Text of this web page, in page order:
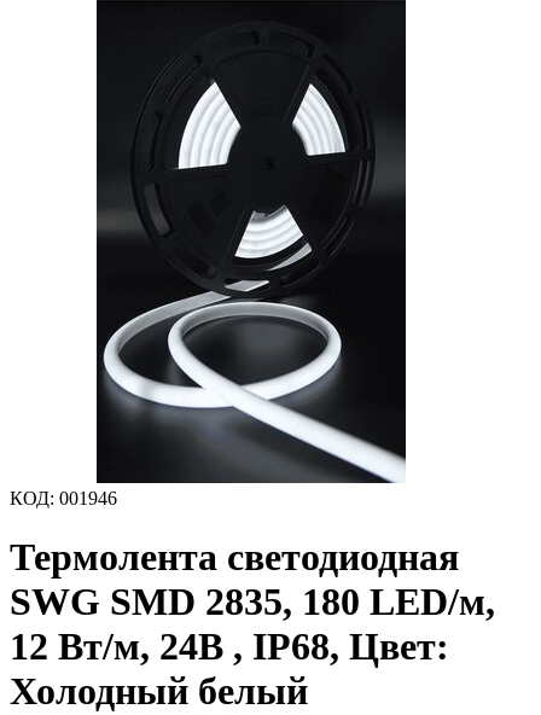
КОД: 001946
Термолента светодиодная
SWG SMD 2835, 180 LED/м,
12 Вт/м, 24В , IP68, Цвет:
Холодный белый